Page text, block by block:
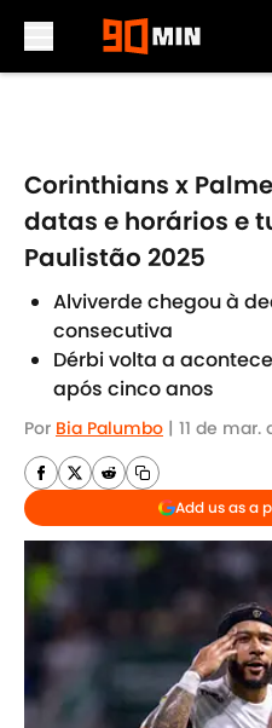
Corinthians x
datas e horários e
Paulistão 2025
Alviverde chegou à
consecutiva
Dérbi volta a
após cinco anos
Por Bia Palumbo | 11 de mar.
Add us as a